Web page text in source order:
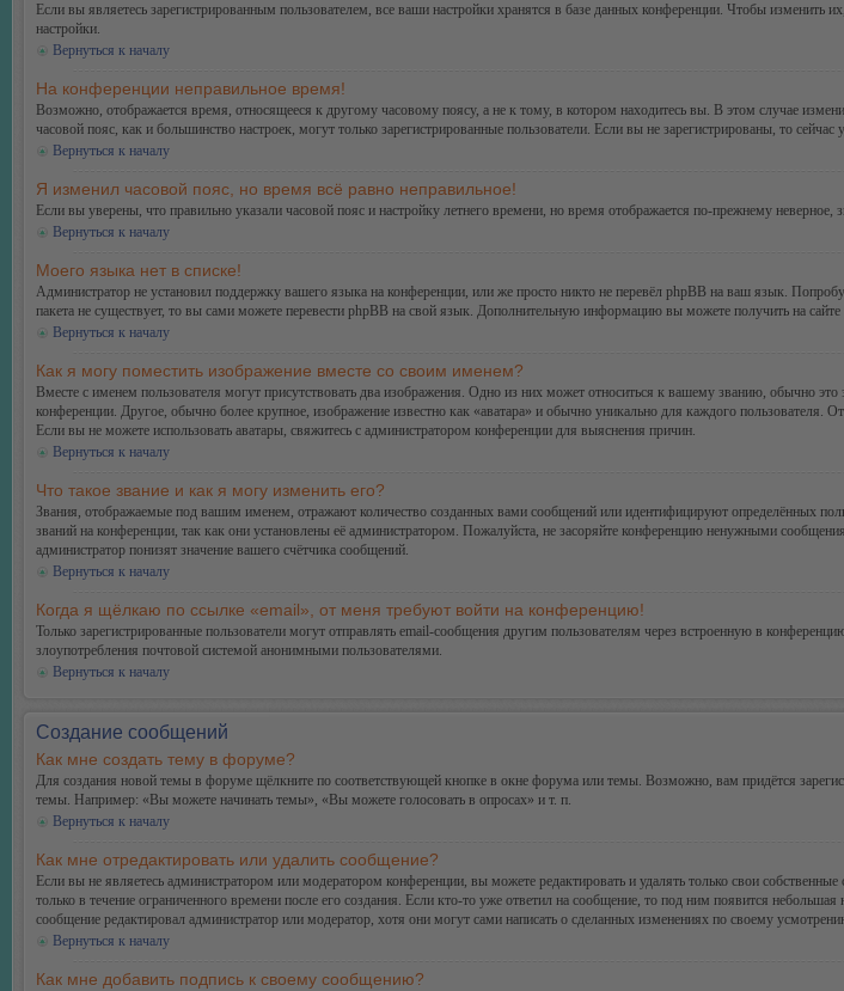
Если вы являетесь зарегистрированным пользователем, все ваши настройки хранятся в базе данных конференции. Чтобы изменить
настройки.
Вернуться к началу
На конференции неправильное время!
Возможно, отображается время, относящееся к другому часовому поясу, а не к тому, в котором находитесь вы. В этом случае
часовой пояс, как и большинство настроек, могут только зарегистрированные пользователи. Если вы не зарегистрированы, то сейчас
Вернуться к началу
Я изменил часовой пояс, но время всё равно неправильное!
Если вы уверены, что правильно указали часовой пояс и настройку летнего времени, но время отображается по-прежнему
Вернуться к началу
Моего языка нет в списке!
Администратор не установил поддержку вашего языка на конференции, или же просто никто не перевёл phpBB на ваш язык.
пакета не существует, то вы сами можете перевести phpBB на свой язык. Дополнительную информацию вы можете получить на
Вернуться к началу
Как я могу поместить изображение вместе со своим именем?
Вместе с именем пользователя могут присутствовать два изображения. Одно из них может относиться к вашему званию, обычно
конференции. Другое, обычно более крупное, изображение известно как «аватара» и обычно уникально для каждого пользователя.
Если вы не можете использовать аватары, свяжитесь с администратором конференции для выяснения причин.
Вернуться к началу
Что такое звание и как я могу изменить его?
Звания, отображаемые под вашим именем, отражают количество созданных вами сообщений или идентифицируют определённых
званий на конференции, так как они установлены её администратором. Пожалуйста, не засоряйте конференцию ненужными
администратор понизят значение вашего счётчика сообщений.
Вернуться к началу
Когда я щёлкаю по ссылке «email», от меня требуют войти на конференцию!
Только зарегистрированные пользователи могут отправлять email-сообщения другим пользователям через встроенную в
злоупотребления почтовой системой анонимными пользователями.
Вернуться к началу
Создание сообщений
Как мне создать тему в форуме?
Для создания новой темы в форуме щёлкните по соответствующей кнопке в окне форума или темы. Возможно, вам придётся
темы. Например: «Вы можете начинать темы», «Вы можете голосовать в опросах» и т. п.
Вернуться к началу
Как мне отредактировать или удалить сообщение?
Если вы не являетесь администратором или модератором конференции, вы можете редактировать и удалять только свои
только в течение ограниченного времени после его создания. Если кто-то уже ответил на сообщение, то под ним появится
сообщение редактировал администратор или модератор, хотя они могут сами написать о сделанных изменениях по своему
Вернуться к началу
Как мне добавить подпись к своему сообщению?